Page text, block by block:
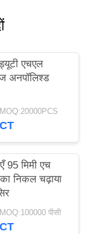
एचएल
अनपॉलिश्ड
95 मिमी एच
निकल चढ़ाया
पीसी